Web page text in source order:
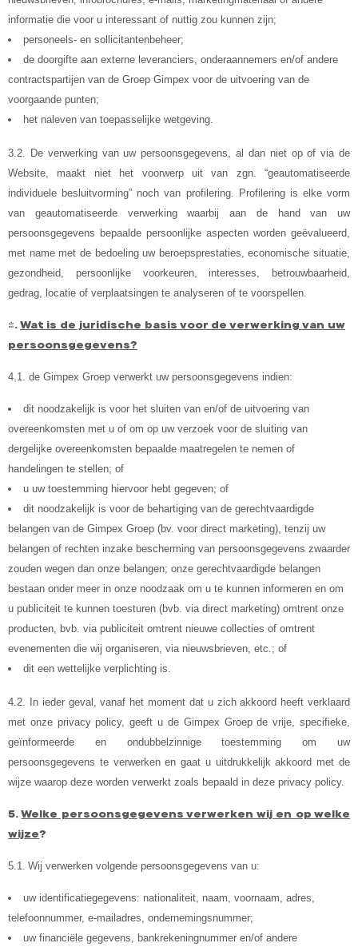
informatie die voor u interessant of nuttig zou kunnen zijn;
personeels- en sollicitantenbeheer;
de doorgifte aan externe leveranciers, onderaannemers en/of andere
contractspartijen van de Groep Gimpex voor de uitvoering van de
voorgaande punten;
het naleven van toepasselijke wetgeving.
3.2. De verwerking van uw persoonsgegevens, al dan niet op of via de
Website, maakt niet het voorwerp uit van zgn. “geautomatiseerde
individuele besluitvorming” noch van profilering. Profilering is elke vorm
van geautomatiseerde verwerking waarbij aan de hand van uw
persoonsgegevens bepaalde persoonlijke aspecten worden geëvalueerd,
met name met de bedoeling uw beroepsprestaties, economische situatie,
gezondheid, persoonlijke voorkeuren, interesses, betrouwbaarheid,
gedrag, locatie of verplaatsingen te analyseren of te voorspellen.
4.Wat is de juridische basis voor de verwerking van uw
persoonsgegevens?
4.1. de Gimpex Groep verwerkt uw persoonsgegevens indien:
dit noodzakelijk is voor het sluiten van en/of de uitvoering van
overeenkomsten met u of om op uw verzoek voor de sluiting van
dergelijke overeenkomsten bepaalde maatregelen te nemen of
handelingen te stellen; of
u uw toestemming hiervoor hebt gegeven; of
dit noodzakelijk is voor de behartiging van de gerechtvaardigde
belangen van de Gimpex Groep (bv. voor direct marketing), tenzij uw
belangen of rechten inzake bescherming van persoonsgegevens zwaarder
zouden wegen dan onze belangen; onze gerechtvaardigde belangen
bestaan onder meer in onze noodzaak om u te kunnen informeren en om
u publiciteit te kunnen toesturen (bvb. via direct marketing) omtrent onze
producten, bvb. via publiciteit omtrent nieuwe collecties of omtrent
evenementen die wij organiseren, via nieuwsbrieven, etc.; of
dit een wettelijke verplichting is.
4.2.
In ieder geval, vanaf het moment dat u zich akkoord heeft verklaard
met onze privacy policy, geeft u de Gimpex Groep de vrije, specifieke,
geïnformeerde en ondubbelzinnige toestemming om uw
persoonsgegevens te verwerken en gaat u uitdrukkelijk akkoord met de
wijze waarop deze worden verwerkt zoals bepaald in deze privacy policy.
5.Welke persoonsgegevens verwerken wij en op welke
wijze?
5.1. Wij verwerken volgende persoonsgegevens van u:
uw identificatiegegevens: nationaliteit, naam, voornaam, adres,
telefoonnummer, e-mailadres, ondernemingsnummer;
uw financiële gegevens, bankrekeningnummer en/of andere